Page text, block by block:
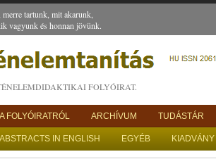
tartunk, mit akarunk,
vagyunk és honnan jövünk.
FOLYÓIRAT.
A FOLYÓIRATRÓL ARCHÍVUM TUDÁSTÁR
ABSTRACTS IN ENGLISH EGYÉB